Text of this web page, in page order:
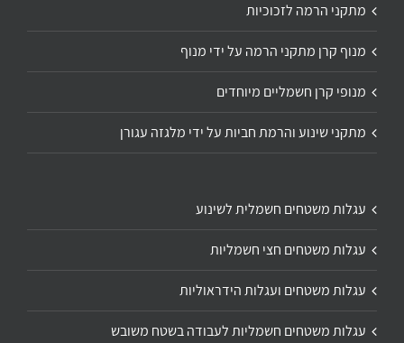
מתקני הרמה לזכוכיות
מנוף קרן מתקני הרמה על ידי מנוף
מנופי קרן חשמליים מיוחדים
מתקני שינוע והרמת חביות על ידי מלגזה עגורן
עגלות משטחים חשמלית לשינוע
עגלות משטחים חצי חשמליות
עגלות משטחים ועגלות הידראוליות
עגלות משטחים חשמליות לעבודה בשטח משובש